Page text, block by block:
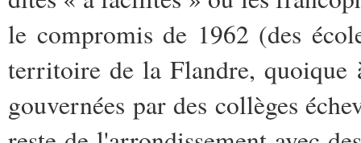
le compromis de 1962 (des
territoire de la Flandre, quoique
gouvernées par des collèges